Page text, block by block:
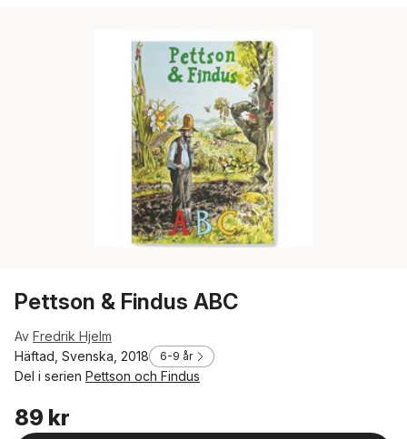
Pettson & Findus ABC
Av Fredrik Hjelm
Häftad, Svenska, 2018
6-9 år
Del i serien Pettson och Findus
89 kr